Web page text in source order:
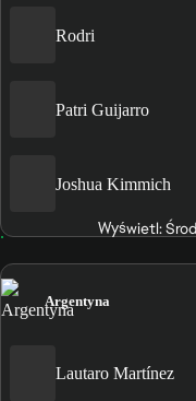
Rodri
Patri Guijarro
Joshua Kimmich
Wyświetl:
Argentyna
Lautaro Martínez